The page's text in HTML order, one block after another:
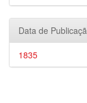
Data de
1835